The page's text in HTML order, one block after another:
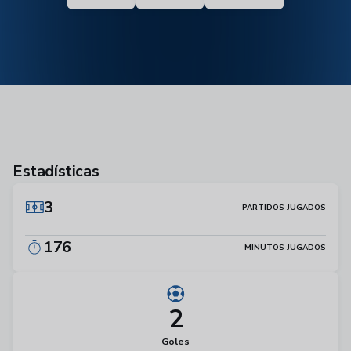
Estadísticas
3
PARTIDOS JUGADOS
176 MINUTOS JUGADOS
2
Goles